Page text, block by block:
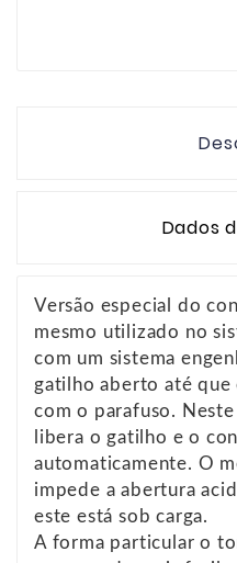
Dados
Versão especial do
mesmo utilizado no
com um sistema
gatilho aberto até
com o parafuso.
libera o gatilho e o
automaticamente. O
impede a abertura
este está sob carga.
A forma particular o